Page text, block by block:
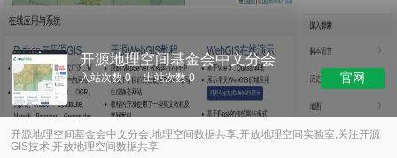
开源地理空间基金会中文分会
入站次数 0 出站次数 0 官网
开源地理空间基金会中文分会,地理空间数据共享,开放地理空间实验室,关注开源
GIS技术,开放地理空间数据共享